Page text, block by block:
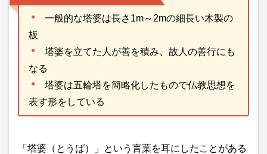
一般的な塔婆は長さ1m～2mの細長い木製の
板
塔婆を立てた人が善を積み、故人の善行にも
なる
塔婆は五輪塔を簡略化したもので仏教思想を
表す形をしている
「塔婆（とうば）」という言葉を耳にしたことがある